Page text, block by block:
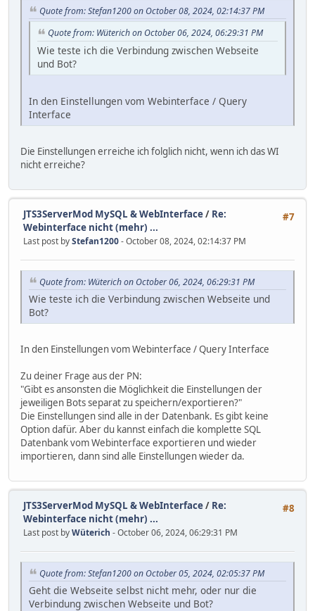
Quote from: Stefan1200 on October 08, 2024, 02:14:37 PM
Quote from: Wüterich on October 06, 2024, 06:29:31 PM
Wie teste ich die Verbindung zwischen Webseite
und Bot?
In den Einstellungen vom Webinterface / Query
Interface
Die Einstellungen erreiche ich folglich nicht, wenn ich das WI
nicht erreiche?
#7
JTS3ServerMod MySQL & WebInterface/ Re:
Webinterface nicht (mehr) ...
Last post byStefan1200- October 08, 2024, 02:14:37 PM
Quote from: Wüterich on October 06, 2024, 06:29:31 PM
Wie teste ich die Verbindung zwischen Webseite und
Bot?
In den Einstellungen vom Webinterface / Query Interface
Zu deiner Frage aus der PN:
"Gibt es ansonsten die Möglichkeit die Einstellungen der
jeweiligen Bots separat zu speichern/exportieren?"
Die Einstellungen sind alle in der Datenbank. Es gibt keine
Option dafür. Aber du kannst einfach die komplette SQL
Datenbank vom Webinterface exportieren und wieder
importieren, dann sind alle Einstellungen wieder da.
#8
JTS3ServerMod MySQL & WebInterface/ Re:
Webinterface nicht (mehr) ...
Last post byWüterich - October 06, 2024, 06:29:31 PM
Quote from: Stefan1200 on October 05, 2024, 02:05:37 PM
Geht die Webseite selbst nicht mehr, oder nur die
Verbindung zwischen Webseite und Bot?